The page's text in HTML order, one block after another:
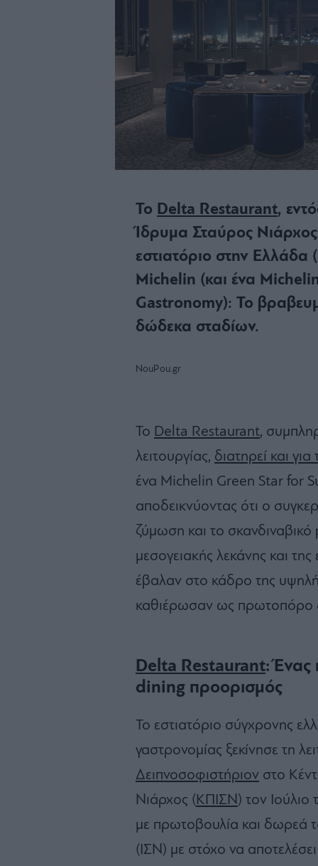
Το Delta Restaurant,
Ίδρυμα Σταύρος
εστιατόριο στην Ελλάδα
Michelin (και ένα
Gastronomy): Το
δώδεκα σταδίων.
NouPou.gr
To Delta Restaurant,
λειτουργίας, διατηρεί και
ένα Michelin Green Star for
αποδεικνύοντας ότι ο
ζύμωση και το
μεσογειακής λεκάνης και
έβαλαν στο κάδρο της
καθιέρωσαν ως πρωτοπόρο
Delta Restaurant: Ένας
dining προορισμός
To εστιατόριο σύγχρονης
γαστρονομίας ξεκίνησε τη
Δειπνοσοφιστήριον στο
Νιάρχος (ΚΠΙΣΝ) τον
με πρωτοβουλία και δωρεά
(ΙΣΝ) με στόχο να